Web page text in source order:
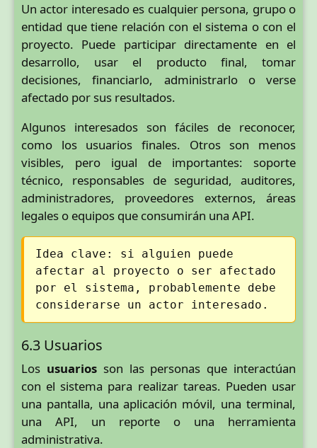
Un actor interesado es cualquier persona, grupo o
entidad que tiene relación con el sistema o con el
proyecto. Puede participar directamente en el
desarrollo, usar el producto final, tomar
decisiones, financiarlo, administrarlo o verse
afectado por sus resultados.
Algunos interesados son fáciles de reconocer,
como los usuarios finales. Otros son menos
visibles, pero igual de importantes: soporte
técnico, responsables de seguridad, auditores,
administradores, proveedores externos, áreas
legales o equipos que consumirán una API.
Idea clave: si alguien puede
afectar al proyecto o ser afectado
por el sistema, probablemente debe
considerarse un actor interesado.
6.3 Usuarios
Los usuariosson las personas que interactúan
con el sistema para realizar tareas. Pueden usar
una pantalla, una aplicación móvil, una terminal,
una API, un reporte o una herramienta
administrativa.